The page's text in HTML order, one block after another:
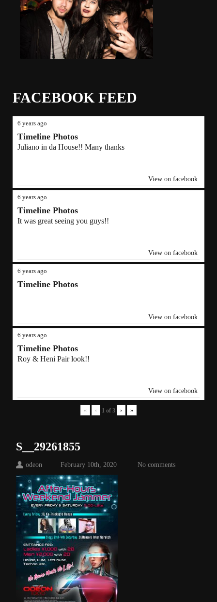
FACEBOOK FEED
6 years ago
Timeline Photos
Juliano in da House!! Many thanks
View on facebook
6 years ago
Timeline Photos
It was great seeing you guys!!
View on facebook
6 years ago
Timeline Photos
View on facebook
6 years ago
Timeline Photos
Roy & Heni Pair look!!
View on facebook
« ‹ 1 of 3 › »
S__29261855
odeon February 10th, 2020 No comments